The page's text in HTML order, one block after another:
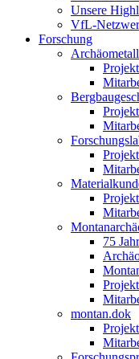
Unsere
VfL-
Forschung
75
montan.dok